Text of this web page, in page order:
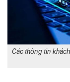
Các thông tin